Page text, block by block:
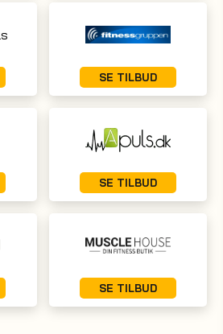
SE TILBUD
SE TILBUD
SE TILBUD